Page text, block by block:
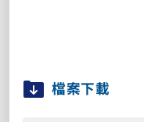
檔案下載